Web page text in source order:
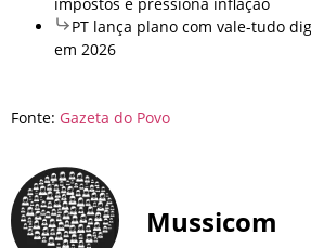
impostos e pressiona inflação
PT lança plano com vale-tudo
em 2026
Fonte: Gazeta do Povo
Mussicom